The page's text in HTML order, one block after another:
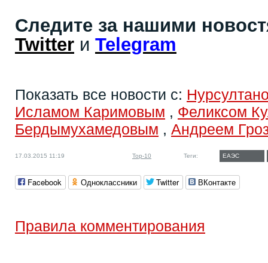
Следите за нашими
Twitter и Telegram
Показать все новости с:
Исламом Каримовым , Феликсом
Бердымухамедовым , Андреем
17.03.2015 11:19 Top-10 Теги: ЕАЭС
Facebook Одноклассники Twitter ВКонтакте
Правила комментирования